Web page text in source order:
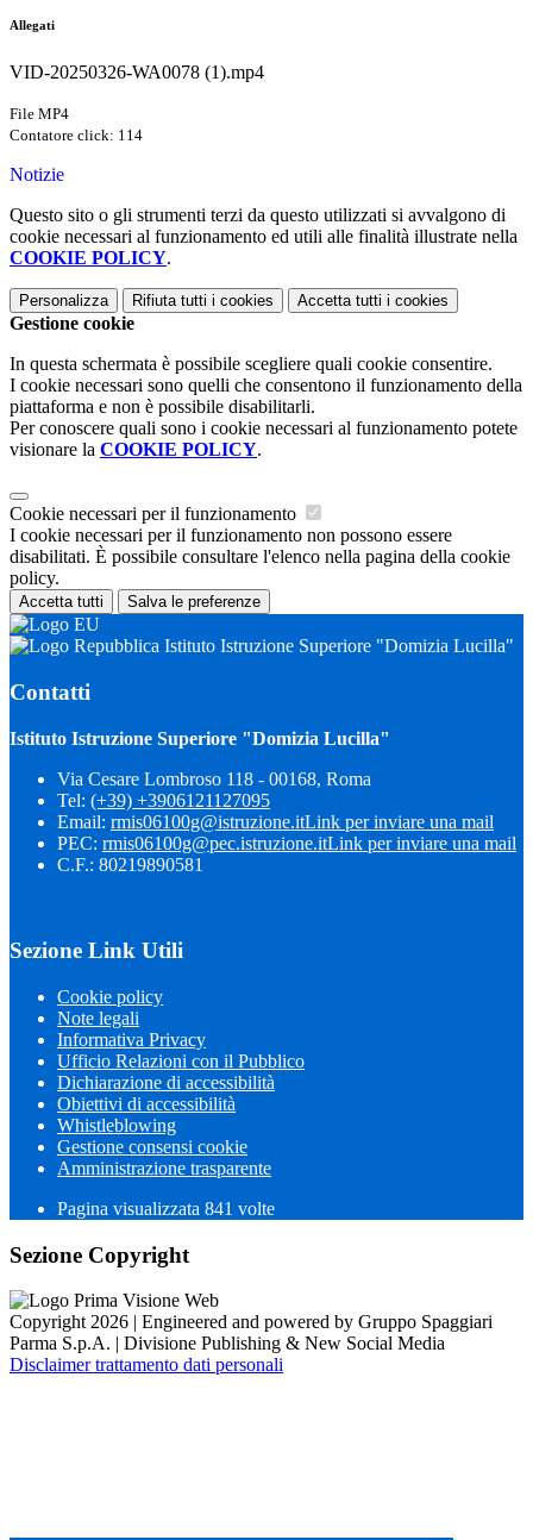
Allegati
VID-20250326-WA0078 (1).mp4
File MP4
Contatore click: 114
Notizie
Questo sito o gli strumenti terzi da questo utilizzati si avvalgono di
cookie necessari al funzionamento ed utili alle finalità illustrate nella
COOKIE POLICY.
Personalizza Rifiuta tutti i cookies Accetta tutti i cookies
Gestione cookie
In questa schermata è possibile scegliere quali cookie consentire.
I cookie necessari sono quelli che consentono il funzionamento della
piattaforma e non è possibile disabilitarli.
Per conoscere quali sono i cookie necessari al funzionamento potete
visionare la COOKIE POLICY.
Cookie necessari per il funzionamento
I cookie necessari per il funzionamento non possono essere
disabilitati. È possibile consultare l'elenco nella pagina della cookie
policy.
Accetta tutti Salva le preferenze
Istituto Istruzione Superiore "Domizia Lucilla"
Contatti
Istituto Istruzione Superiore "Domizia Lucilla"
Via Cesare Lombroso 118 - 00168, Roma
Tel: (+39) +3906121127095
Email: rmis06100g@istruzione.itLink per inviare una mail
PEC: rmis06100g@pec.istruzione.itLink per inviare una mail
C.F.: 80219890581
Sezione Link Utili
Cookie policy
Note legali
Informativa Privacy
Ufficio Relazioni con il Pubblico
Dichiarazione di accessibilità
Obiettivi di accessibilità
Whistleblowing
Gestione consensi cookie
Amministrazione trasparente
Pagina visualizzata 841 volte
Sezione Copyright
Copyright 2026 | Engineered and powered by Gruppo Spaggiari
Parma S.p.A. | Divisione Publishing & New Social Media
Disclaimer trattamento dati personali